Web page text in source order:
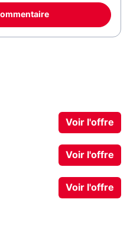
Voir l'offre
Voir l'offre
Voir l'offre